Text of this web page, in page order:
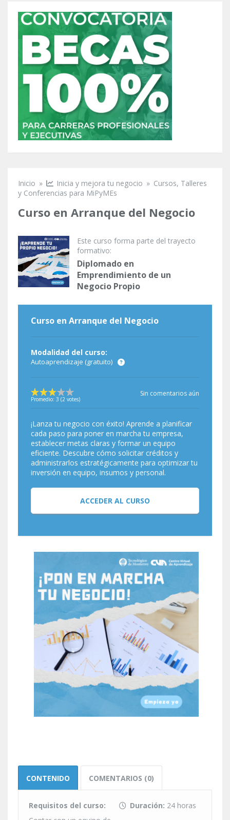
Se encuentra usted aquí
Inicio » Inicia y mejora tu negocio » Cursos, Talleres
y Conferencias para MiPyMEs
Curso en Arranque del Negocio
Este curso forma parte del trayecto
formativo:
Diplomado en
Emprendimiento de un
Negocio Propio
Curso en Arranque del Negocio
Modalidad del curso:
Autoaprendizaje (gratuito)
Promedio: 3 (2 votes)
Sin comentarios aún
¡Lanza tu negocio con éxito! Aprende a planificar
cada paso para poner en marcha tu empresa,
establecer metas claras y formar un equipo
eficiente. Descubre cómo solicitar créditos y
administrarlos estratégicamente para optimizar tu
inversión en equipo, insumos y personal.
ACCEDER AL CURSO
CONTENIDO COMENTARIOS (0)
Duración: 24 horas
Requisitos del curso: